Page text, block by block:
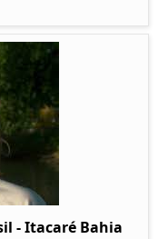
- Itacaré Bahia